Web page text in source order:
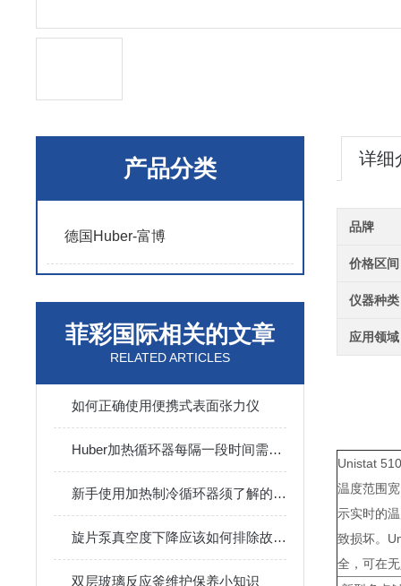
产品分类
德国Huber-富博
菲彩国际相关的文章
RELATED ARTICLES
如何正确使用便携式表面张力仪
Huber加热循环器每隔一段时间需要进行定期的保养
新手使用加热制冷循环器须了解的操作要点
旋片泵真空度下降应该如何排除故障？
双层玻璃反应釜维护保养小知识
详细
品牌
价格区间
仪器种类
应用领域
Unistat
温度范围
示实时的
致损坏。
全，可在